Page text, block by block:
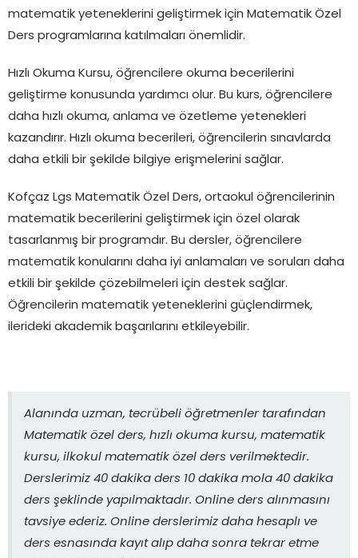
matematik yeteneklerini geliştirmek için Matematik Özel
Ders programlarına katılmaları önemlidir.
Hızlı Okuma Kursu, öğrencilere okuma becerilerini
geliştirme konusunda yardımcı olur. Bu kurs, öğrencilere
daha hızlı okuma, anlama ve özetleme yetenekleri
kazandırır. Hızlı okuma becerileri, öğrencilerin sınavlarda
daha etkili bir şekilde bilgiye erişmelerini sağlar.
Kofçaz Lgs Matematik Özel Ders, ortaokul öğrencilerinin
matematik becerilerini geliştirmek için özel olarak
tasarlanmış bir programdır. Bu dersler, öğrencilere
matematik konularını daha iyi anlamaları ve soruları daha
etkili bir şekilde çözebilmeleri için destek sağlar.
Öğrencilerin matematik yeteneklerini güçlendirmek,
ilerideki akademik başarılarını etkileyebilir.
Alanında uzman, tecrübeli öğretmenler tarafından
Matematik özel ders, hızlı okuma kursu, matematik
kursu, ilkokul matematik özel ders verilmektedir.
Derslerimiz 40 dakika ders 10 dakika mola 40 dakika
ders şeklinde yapılmaktadır. Online ders alınmasını
tavsiye ederiz. Online derslerimiz daha hesaplı ve
ders esnasında kayıt alıp daha sonra tekrar etme